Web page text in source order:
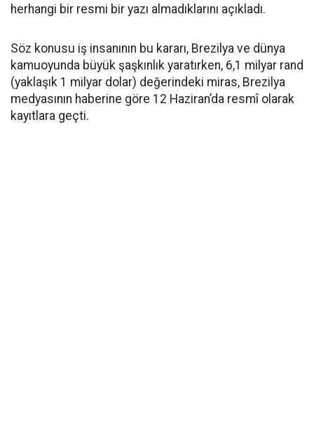
herhangi bir resmi bir yazı almadıklarını açıkladı.
Söz konusu iş insanının bu kararı, Brezilya ve dünya
kamuoyunda büyük şaşkınlık yaratırken, 6,1 milyar rand
(yaklaşık 1 milyar dolar) değerindeki miras, Brezilya
medyasının haberine göre 12 Haziran’da resmî olarak
kayıtlara geçti.